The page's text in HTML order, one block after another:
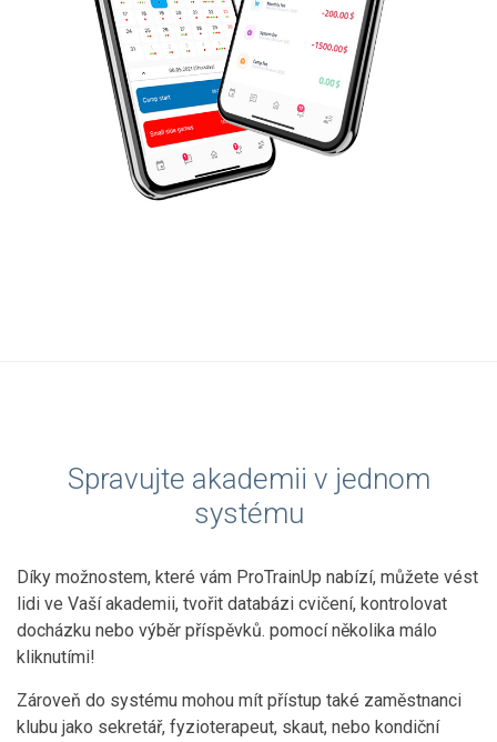
Spravujte akademii v jednom
systému
Díky možnostem, které vám ProTrainUp nabízí, můžete vést
lidi ve Vaší akademii, tvořit databázi cvičení, kontrolovat
docházku nebo výběr příspěvků. pomocí několika málo
kliknutími!
Zároveň do systému mohou mít přístup také zaměstnanci
klubu jako sekretář, fyzioterapeut, skaut, nebo kondiční